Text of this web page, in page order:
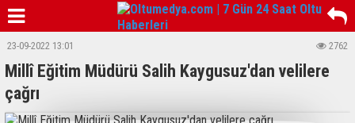
23-09-2022 13:01 2762
Millî Eğitim Müdürü Salih Kaygusuz'dan velilere
çağrı